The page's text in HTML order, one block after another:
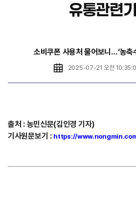
유통관련
소비쿠폰 사용처 물어보니…‘농축
2025-07-21 오전
출처 : 농민신문(김인경 기자)
기사원문보기 : https://